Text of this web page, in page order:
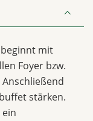
mit
Foyer bzw.
stärken.